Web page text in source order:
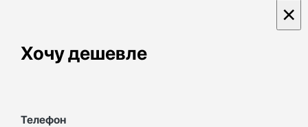
Хочу дешевле
×
Телефон